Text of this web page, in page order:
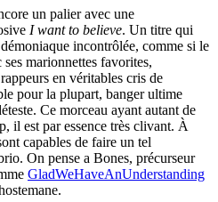
un palier avec une
I want to believe. Un titre qui
incontrôlée, comme si le
marionnettes favorites,
en véritables cris de
pour la plupart, banger ultime
Ce morceau ayant autant de
il est par essence très clivant. À
capables de faire un tel
On pense a Bones, précurseur
GladWeHaveAnUnderstanding